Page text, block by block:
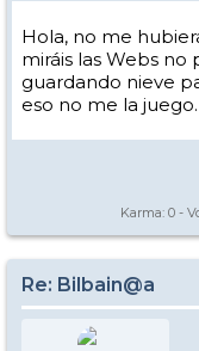
Hola, no me
miráis las Webs no
guardando nieve
eso no me la
Karma: 0 -
Re: Bilbain@a